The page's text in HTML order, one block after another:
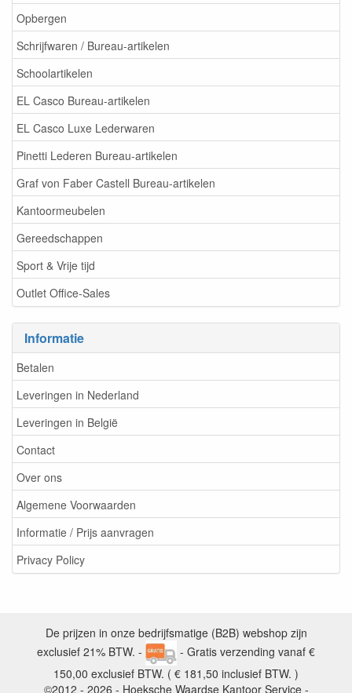
Opbergen
Schrijfwaren / Bureau-artikelen
Schoolartikelen
EL Casco Bureau-artikelen
EL Casco Luxe Lederwaren
Pinetti Lederen Bureau-artikelen
Graf von Faber Castell Bureau-artikelen
Kantoormeubelen
Gereedschappen
Sport & Vrije tijd
Outlet Office-Sales
Informatie
Betalen
Leveringen in Nederland
Leveringen in België
Contact
Over ons
Algemene Voorwaarden
Informatie / Prijs aanvragen
Privacy Policy
De prijzen in onze bedrijfsmatige (B2B) webshop zijn
exclusief 21% BTW. -
- Gratis verzending vanaf €
150,00 exclusief BTW. ( € 181,50 inclusief BTW. )
©2012 - 2026 - Hoeksche Waardse Kantoor Service -